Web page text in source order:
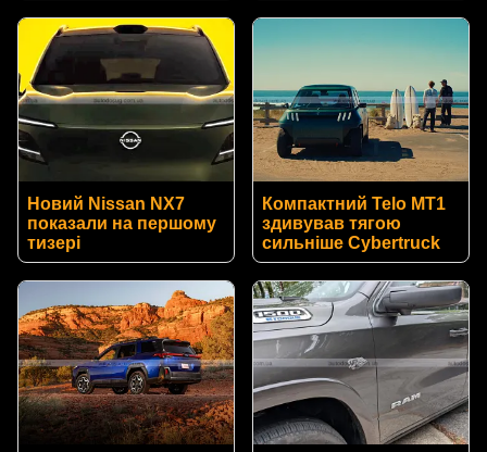
Новий Nissan NX7
показали на першому
тизері
Компактний Telo MT1
здивував тягою
сильніше Cybertruck